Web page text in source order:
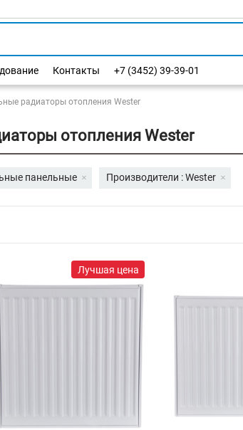
Контакты +7 (3452) 39-39-01
радиаторы отопления Wester
отопления Wester
панельные Производители : Wester
Лучшая цена